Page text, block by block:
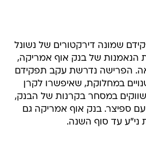
שמונה דירקטורים של נשונל
הנאמנות של בנק אוף אמריקה,
הפרישה נדרשת עקב תפקידם
במחלוקת, שאיפשרו לקרן
שווקים במסחר בקרנות של הבנק,
ספיצר. בנק אוף אמריקה גם
ני"ע עד סוף השנה.